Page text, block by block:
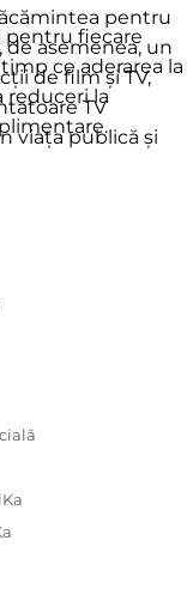
pentru
asemenea, un
de film și TV,
TV
viața publică și
pentru fiecare
ce aderarea la
reduceri la